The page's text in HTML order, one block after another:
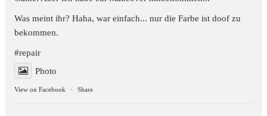
Was meint ihr? Haha, war einfach... nur die Farbe ist doof zu
bekommen.
#repair
Photo
View on Facebook · Share